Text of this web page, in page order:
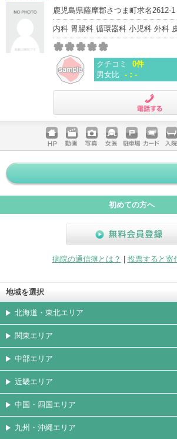
鹿児島県薩摩郡さつま町求名2612-1
内科 胃腸科 循環器科 小児科 外科
クチコミ
0件
男女比 -：-
ホームペ
ージ
動画 写真 女医 駐車場
クレジッ
トカード
入院
初めての方へ
病院の通信簿とは？
投票すると寄
地域を選択
北海道・東北エリア
関東エリア
中部エリア
近畿エリア
中国・四国エリア
九州・沖縄エリア